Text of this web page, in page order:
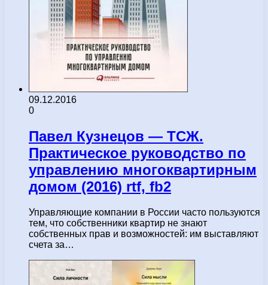
09.12.2016
0
Павел Кузнецов — ТСЖ.
Практическое руководство по
управлению многоквартирным
домом (2016) rtf, fb2
Управляющие компании в России часто пользуются
тем, что собственники квартир не знают
собственных прав и возможностей: им выставляют
счета за…